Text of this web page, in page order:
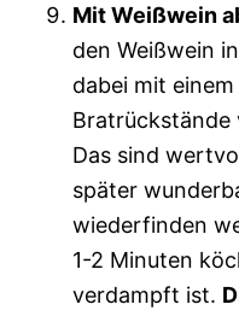
Mit Weißwein
den Weißwein
dabei mit
Bratrückstände
Das sind
später
wiederfinden
1-2 Minuten
verdampft ist.